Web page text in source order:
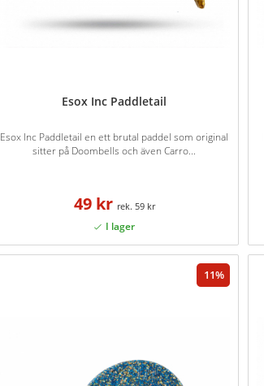
Esox Inc Paddletail
Esox Inc Paddletail en ett brutal paddel som original
sitter på Doombells och även Carro...
49 kr 59 kr
11